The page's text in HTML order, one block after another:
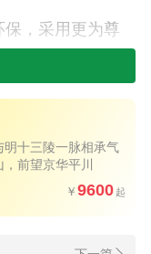
，采用更为尊
变得更有意义和
间小，节约土
为49800元，体
明十三陵一脉相承气
前望京华平川
9600